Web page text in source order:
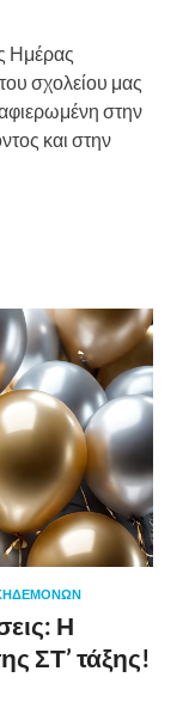
Ημέρας
σχολείου μας
στην
και στην
Η
ΣΤ’ τάξης!